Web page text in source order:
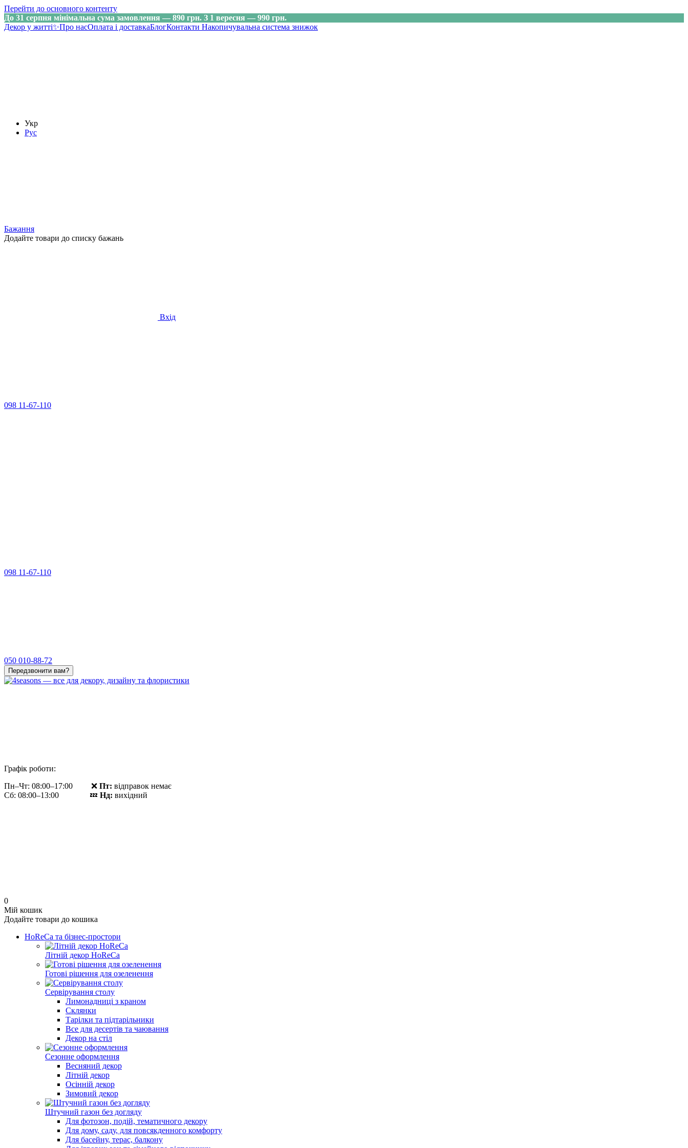
Перейти до основного контенту
До 31 серпня мінімальна сума замовлення — 890 грн. З 1 вересня — 990 грн.
Декор у житті✨Про насОплата і доставкаБлогКонтакти Накопичувальна система знижок
Укр
Рус
Бажання
Додайте товари до списку бажань
Вхід
098 11-67-110
098 11-67-110
050 010-88-72
Передзвонити вам?
Графік роботи:
Пн–Чт: 08:00–17:00 ❌ Пт: відправок немає
Сб: 08:00–13:00 💤 Нд: вихідний
0
Мій кошик
Додайте товари до кошика
HoReCa та бізнес-простори
Літній декор HoReCa
Готові рішення для озеленення
Сервірування столу
Лимонадниці з краном
Склянки
Тарілки та підтарільники
Все для десертів та чаювання
Декор на стіл
Сезонне оформлення
Весняний декор
Літній декор
Осінній декор
Зимовий декор
Штучний газон без догляду
Для фотозон, подій, тематичного декору
Для дому, саду, для повсякденного комфорту
Для басейну, терас, балкону